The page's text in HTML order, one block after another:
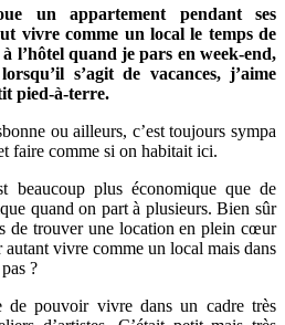
un appartement pendant ses
vivre comme un local le temps de
l’hôtel quand je pars en week-end,
s’agit de vacances, j’aime
pied-à-terre.
ou ailleurs, c’est toujours sympa
faire comme si on habitait ici.
beaucoup plus économique que de
quand on part à plusieurs. Bien sûr
de trouver une location en plein cœur
vivre comme un local mais dans
?
de pouvoir vivre dans un cadre très